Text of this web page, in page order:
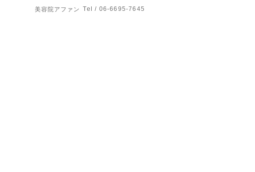
美容院アファン Tel / 06-6695-7645